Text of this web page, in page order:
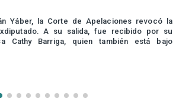
Yáber, la Corte de Apelaciones revocó la
A su salida, fue recibido por su
Cathy Barriga, quien también está bajo